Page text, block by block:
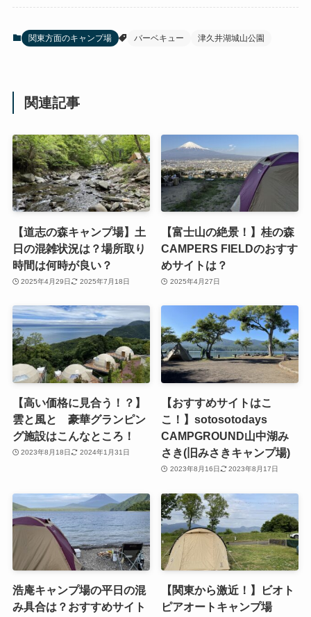
関東方面のキャンプ場 バーベキュー 津久井湖城山公園
関連記事
【道志の森キャンプ場】土
日の混雑状況は？場所取り
時間は何時が良い？
2025年4月29日 2025年7月18日
【富士山の絶景！】桂の森
CAMPERS FIELDのおすす
めサイトは？
2025年4月27日
【高い価格に見合う！？】
雲と風と 豪華グランピン
グ施設はこんなところ！
2023年8月18日 2024年1月31日
【おすすめサイトはこ
こ！】sotosotodays
CAMPGROUND山中湖み
さき(旧みさきキャンプ場)
2023年8月16日 2023年8月17日
浩庵キャンプ場の平日の混
み具合は？おすすめサイト
【関東から激近！】ビオト
ピアオートキャンプ場